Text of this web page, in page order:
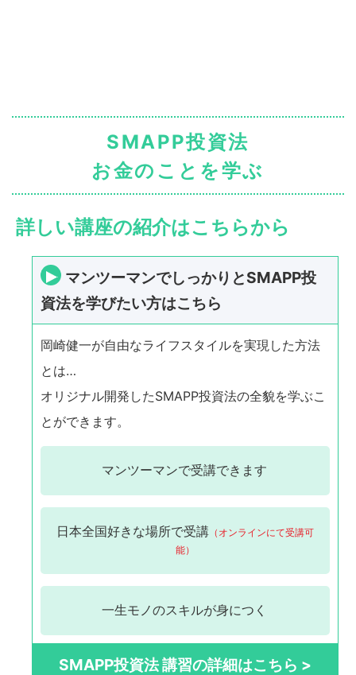
SMAPP投資法
お金のことを学ぶ
詳しい講座の紹介はこちらから
マンツーマンでしっかりとSMAPP投
資法を学びたい方はこちら
岡崎健一が自由なライフスタイルを実現した方法
とは…
オリジナル開発したSMAPP投資法の全貌を学ぶこ
とができます。
マンツーマンで受講できます
日本全国好きな場所で受講 （オンラインにて受講可
能）
一生モノのスキルが身につく
SMAPP投資法 講習の詳細はこちら >